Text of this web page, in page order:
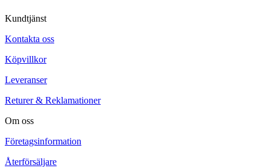
Kundtjänst
Kontakta oss
Köpvillkor
Leveranser
Returer & Reklamationer
Om oss
Företagsinformation
Återförsäljare